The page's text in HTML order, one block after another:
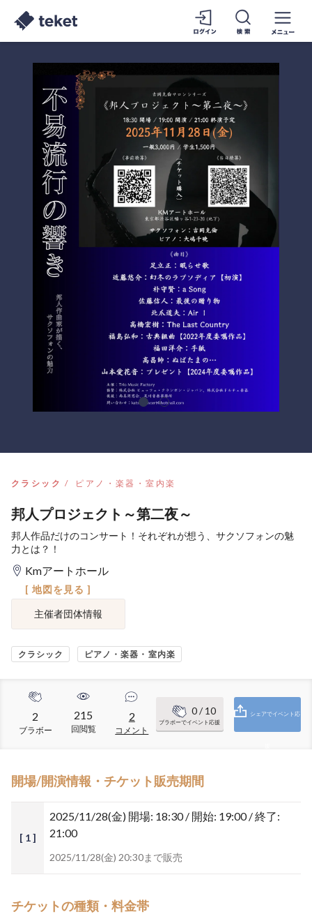
クラシック ピアノ・楽器・室内楽
邦人プロジェクト～第二夜～
邦人作品だけのコンサート！それぞれが想う、サクソフォンの魅
力とは？！
Kmアートホール
[ 地図を見る ]
主催者団体情報
クラシック ピアノ・楽器・室内楽
2
ブラボー
215
回閲覧
2
コメント
0/ 10
ブラボーでイベント応援
シェアでイベント応
開場/開演情報・チケット販売期間
[ 1 ]
2025/11/28(金) 開場: 18:30 / 開始: 19:00 / 終了:
21:00
2025/11/28(金) 20:30まで販売
チケットの種類・料金帯